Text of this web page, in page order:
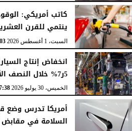
الأحد، 2 أغسطس 2026 06:17 مـ
كاتب أمريكي:
ينتمي للقرن
السبت، 1 أغسطس 2026
انخفاض إنتاج
5ر7% خلال النصف الأول
الخميس، 30 يوليو 2026 07:38
أمريكا تدرس وضع
السلامة في مقابض